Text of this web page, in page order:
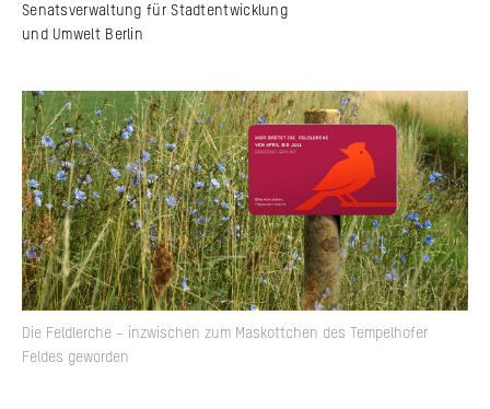
Senatsverwaltung für Stadtentwicklung
und Umwelt Berlin
Die Feldlerche – inzwischen zum Maskottchen des Tempelhofer
Feldes geworden